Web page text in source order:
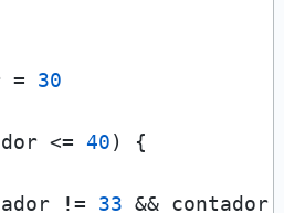
= 30
<= 40) {
!= 33 &&